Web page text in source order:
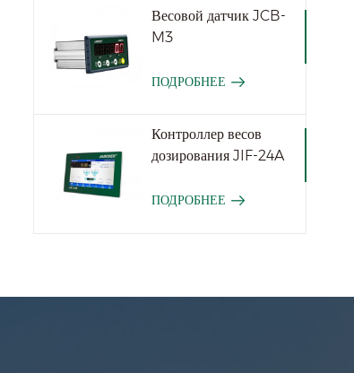
Весовой датчик JCB-
M3
ПОДРОБНЕЕ
Контроллер весов
дозирования JIF-24A
ПОДРОБНЕЕ